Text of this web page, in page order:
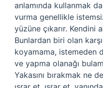
anlamında kullanmak
vurma genellikle
yüzüne çıkarır. Kendini
Bunlardan biri olan
koyamama, istemeden
ve yapma olanağı
Yakasını bırakmak ne